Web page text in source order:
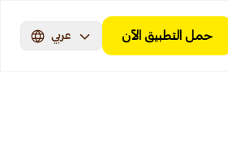
حمل التطبيق الآن عربي